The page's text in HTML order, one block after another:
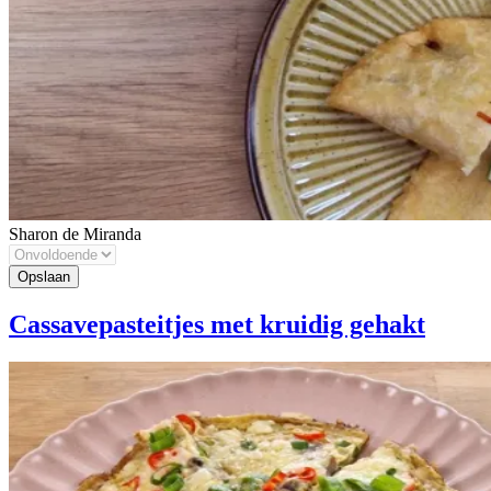
Sharon de Miranda
Cassavepasteitjes met kruidig gehakt